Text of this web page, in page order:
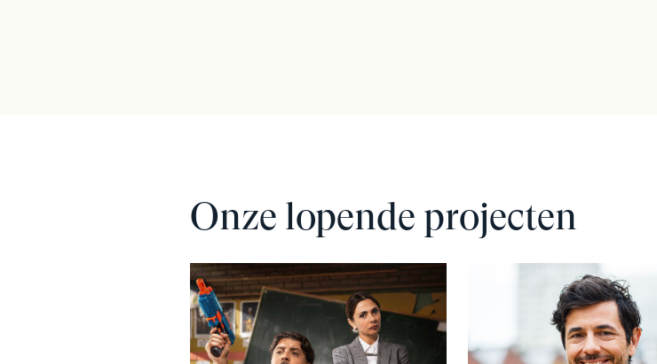
Onze lopende projecten